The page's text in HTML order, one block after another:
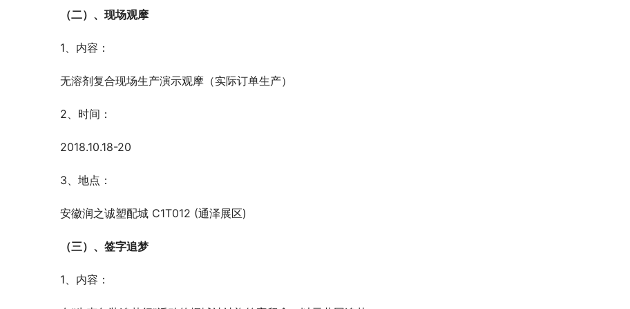
（二）、现场观摩
1、内容：
无溶剂复合现场生产演示观摩（实际订单生产）
2、时间：
2018.10.18-20
3、地点：
安徽润之诚塑配城 C1T012 (通泽展区)
（三）、签字追梦
1、内容：